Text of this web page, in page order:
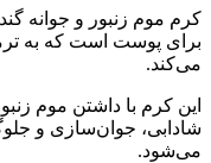
کرم موم زنبور و جوانه
برای پوست است که به
می‌کند.
این کرم با داشتن موم
شادابی، جوان‌سازی و
می‌شود.